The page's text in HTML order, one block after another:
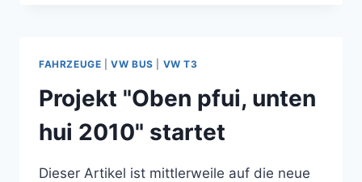
BUS
T3
FAHRZEUGE |VW BUS VW T3
Projekt "Oben pfui, unten
hui 2010" startet
Dieser Artikel ist mittlerweile auf die neue